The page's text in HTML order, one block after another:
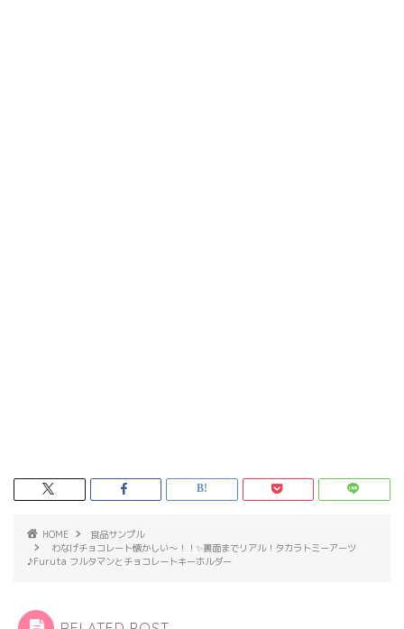
HOME
食品サンプル
わなげチョコレート懐かしい～！！✨裏面までリアル！タカラトミーアーツ
♪Furuta フルタマンとチョコレートキーホルダー